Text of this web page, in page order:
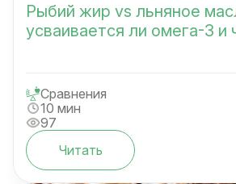
Рыбий жир vs льняное
усваивается ли омега-3 и
Сравнения
10 мин
97
Читать